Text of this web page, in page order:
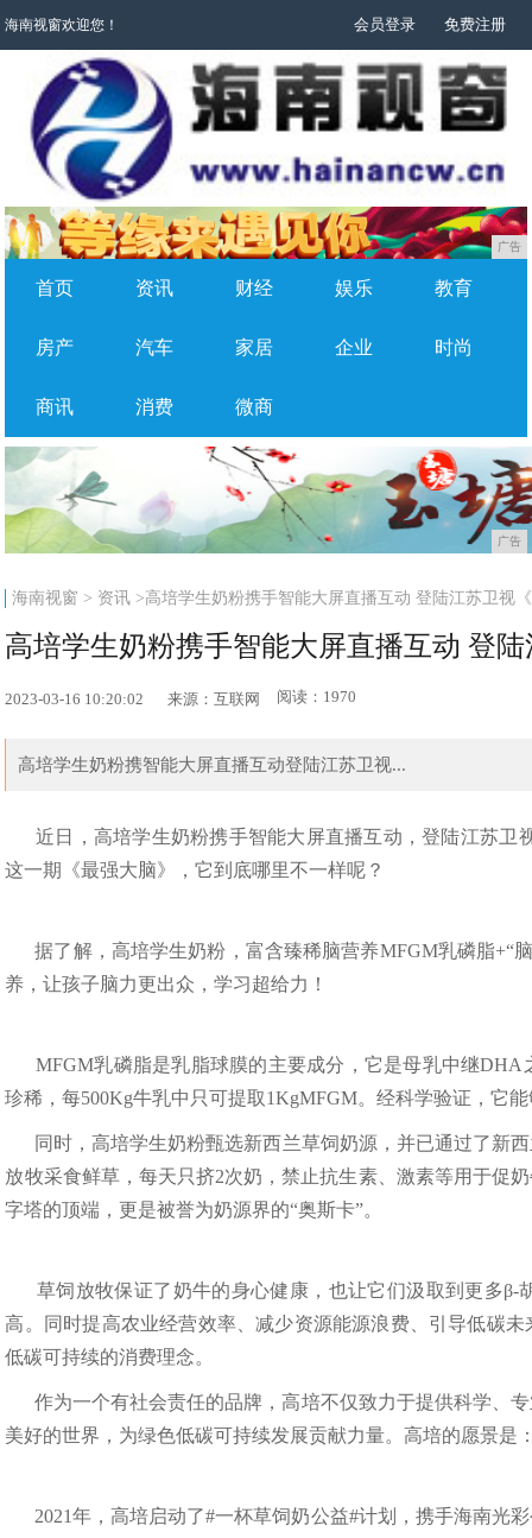
海南视窗欢迎您！ 会员登录 免费注册
广告
首页 资讯 财经 娱乐 教育
房产 汽车 家居 企业 时尚
商讯 消费 微商
广告
海南视窗 > 资讯 >高培学生奶粉携手智能大屏直播互动 登陆江苏卫视
高培学生奶粉携手智能大屏直播互动 登
2023-03-16 10:20:02 来源：互联网 阅读：1970
​高培学生奶粉携智能大屏直播互动登陆江苏卫视...
近日，高培学生奶粉携手智能大屏直播互动，登陆江苏卫
这一期《最强大脑》，它到底哪里不一样呢？
据了解，高培学生奶粉，富含臻稀脑营养MFGM乳磷脂+“
养，让孩子脑力更出众，学习超给力！
MFGM乳磷脂是乳脂球膜的主要成分，它是母乳中继
珍稀，每500Kg牛乳中只可提取1KgMFGM。经科学验证，它
同时，高培学生奶粉甄选新西兰草饲奶源，并已通过了新
放牧采食鲜草，每天只挤2次奶，禁止抗生素、激素等用于促
字塔的顶端，更是被誉为奶源界的“奥斯卡”。
草饲放牧保证了奶牛的身心健康，也让它们汲取到更多
高。同时提高农业经营效率、减少资源能源浪费、引导低碳
低碳可持续的消费理念。
作为一个有社会责任的品牌，高培不仅致力于提供科学、
美好的世界，为绿色低碳可持续发展贡献力量。高培的愿景是
2021年，高培启动了#一杯草饲奶公益#计划，携手海南光